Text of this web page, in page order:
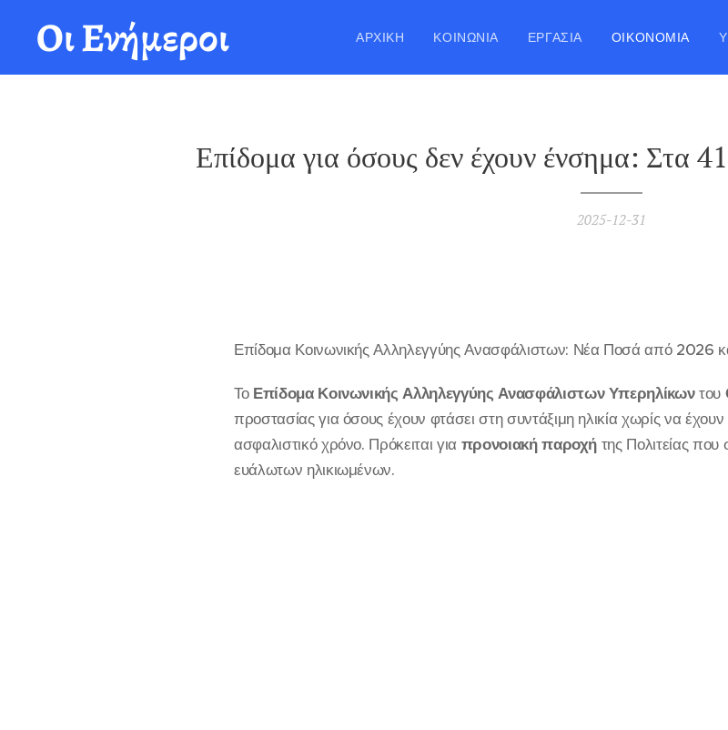
Οι Ενήμεροι ΑΡΧΙΚΉ ΚΟΙΝΩΝΊΑ ΕΡΓΑΣΊΑ ΟΙΚΟΝΟΜΊΑ
Επίδομα για όσους δεν έχουν ένσημα: Στα
2025-12-31
Επίδομα Κοινωνικής Αλληλεγγύης Ανασφάλιστων: Νέα Ποσά από 2026
Το Επίδομα Κοινωνικής Αλληλεγγύης Ανασφάλιστων Υπερηλίκωντου
προστασίας για όσους έχουν φτάσει στη συντάξιμη ηλικία χωρίς να
ασφαλιστικό χρόνο. Πρόκειται για προνοιακή παροχή της Πολιτείας που
ευάλωτων ηλικιωμένων.